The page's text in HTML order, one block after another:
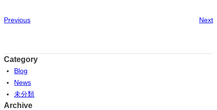
Previous Next
Category
Blog
News
未分類
Archive